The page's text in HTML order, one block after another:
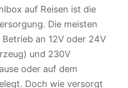
auf Reisen ist die
Die meisten
an 12V oder 24V
und 230V
oder auf dem
Doch wie versorgt